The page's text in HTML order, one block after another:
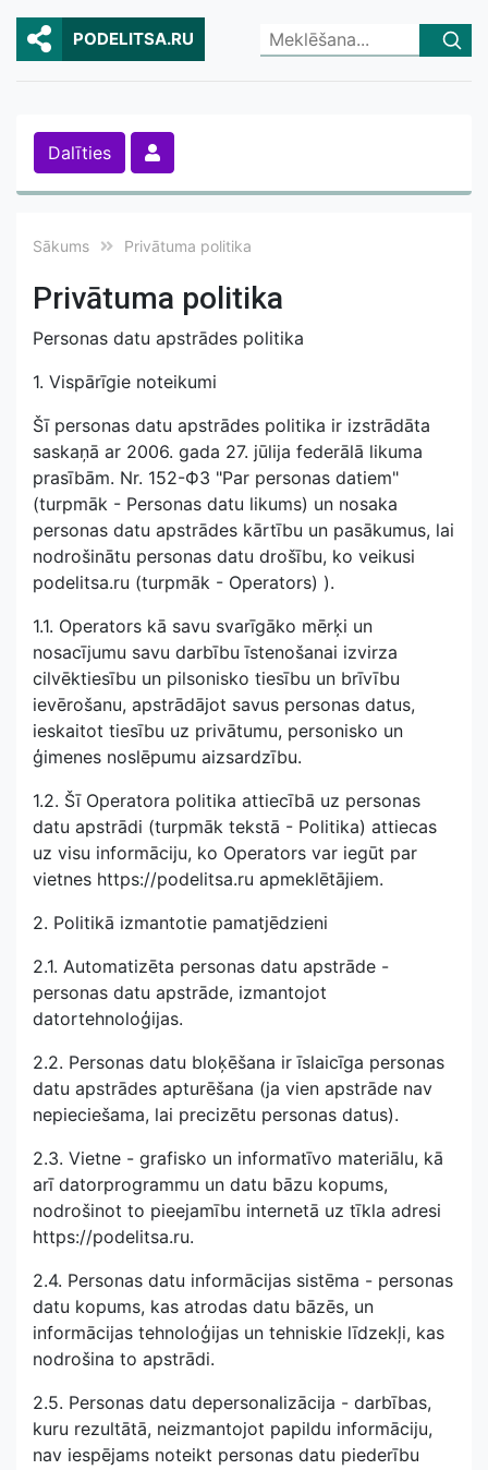
PODELITSA.RU
Dalīties
Sākums Privātuma politika
Privātuma politika
Personas datu apstrādes politika
1. Vispārīgie noteikumi
Šī personas datu apstrādes politika ir izstrādāta
saskaņā ar 2006. gada 27. jūlija federālā likuma
prasībām. Nr. 152-ФЗ "Par personas datiem"
(turpmāk - Personas datu likums) un nosaka
personas datu apstrādes kārtību un pasākumus, lai
nodrošinātu personas datu drošību, ko veikusi
podelitsa.ru (turpmāk - Operators) ).
1.1. Operators kā savu svarīgāko mērķi un
nosacījumu savu darbību īstenošanai izvirza
cilvēktiesību un pilsonisko tiesību un brīvību
ievērošanu, apstrādājot savus personas datus,
ieskaitot tiesību uz privātumu, personisko un
ģimenes noslēpumu aizsardzību.
1.2. Šī Operatora politika attiecībā uz personas
datu apstrādi (turpmāk tekstā - Politika) attiecas
uz visu informāciju, ko Operators var iegūt par
vietnes https://podelitsa.ru apmeklētājiem.
2. Politikā izmantotie pamatjēdzieni
2.1. Automatizēta personas datu apstrāde -
personas datu apstrāde, izmantojot
datortehnoloģijas.
2.2. Personas datu bloķēšana ir īslaicīga personas
datu apstrādes apturēšana (ja vien apstrāde nav
nepieciešama, lai precizētu personas datus).
2.3. Vietne - grafisko un informatīvo materiālu, kā
arī datorprogrammu un datu bāzu kopums,
nodrošinot to pieejamību internetā uz tīkla adresi
https://podelitsa.ru.
2.4. Personas datu informācijas sistēma - personas
datu kopums, kas atrodas datu bāzēs, un
informācijas tehnoloģijas un tehniskie līdzekļi, kas
nodrošina to apstrādi.
2.5. Personas datu depersonalizācija - darbības,
kuru rezultātā, neizmantojot papildu informāciju,
nav iespējams noteikt personas datu piederību